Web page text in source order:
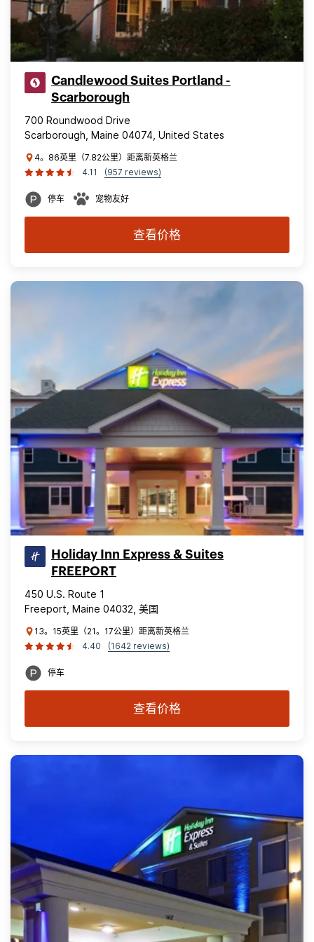
Candlewood Suites Portland -
Scarborough
700 Roundwood Drive
Scarborough, Maine 04074, United States
4。86英里（7.82公里）距离新英格兰
4.11
(957 reviews)
停车 宠物友好
查看价格
Holiday Inn Express & Suites
FREEPORT
450 U.S. Route 1
Freeport, Maine 04032, 美国
13。15英里（21。17公里）距离新英格兰
4.40
(1642 reviews)
停车
查看价格